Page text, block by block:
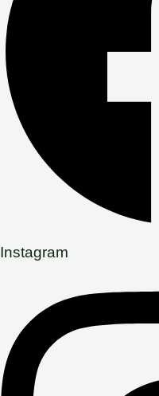
Instagram